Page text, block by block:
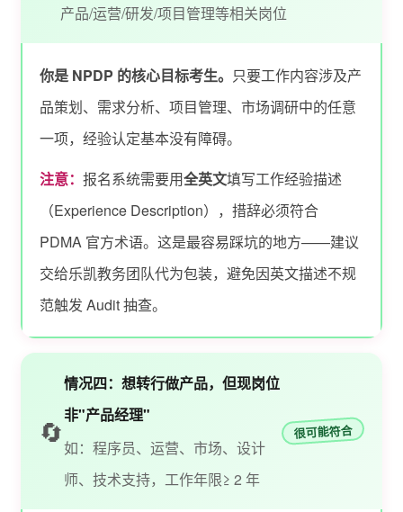
产品/运营/研发/项目管理等相关岗位
你是 NPDP 的核心目标考生。 只要工作内容涉及产
品策划、需求分析、项目管理、市场调研中的任意
一项，经验认定基本没有障碍。
注意：报名系统需要用全英文填写工作经验描述
（Experience Description），措辞必须符合
PDMA 官方术语。这是最容易踩坑的地方——建议
交给乐凯教务团队代为包装，避免因英文描述不规
范触发 Audit 抽查。
🔄
情况四：想转行做产品，但现岗位
非"产品经理"
如：程序员、运营、市场、设计
师、技术支持，工作年限≥ 2 年
很可能符合